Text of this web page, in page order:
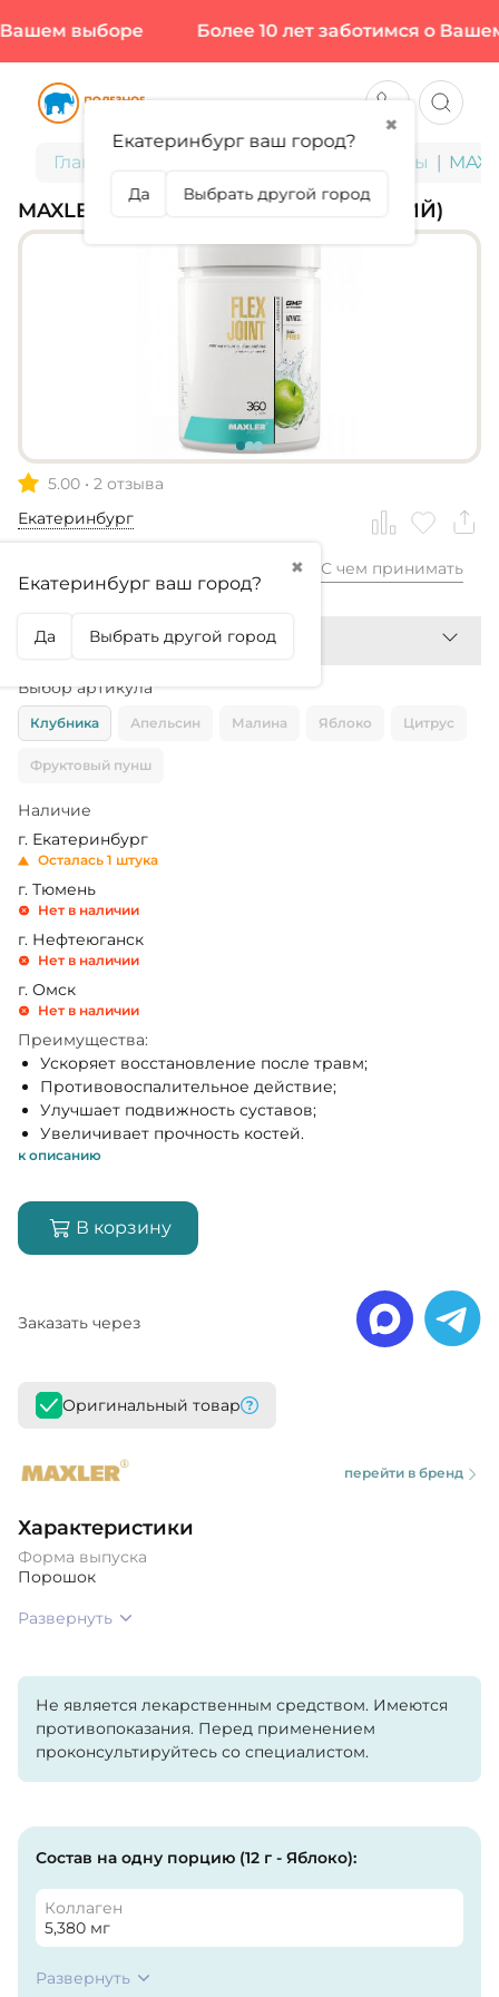
выборе Более 10 лет заботимся о Вашем
Главная БАДы для здоровья и красоты
MAXLER, FLEX JOINT, 360 Г (30 ПОРЦИЙ)
5.00 • 2 отзыва
Екатеринбург
✖
Екатеринбург ваш город?
Да Выбрать другой город
2 930,99₽ С чем принимать
Выбор артикула
Клубника Апельсин Малина Яблоко Цитрус
Фруктовый пунш
Наличие
г. Екатеринбург
Осталась 1 штука
г. Тюмень
Нет в наличии
г. Нефтеюганск
Нет в наличии
г. Омск
Нет в наличии
Преимущества:
Ускоряет восстановление после травм;
Противовоспалительное действие;
Улучшает подвижность суставов;
Увеличивает прочность костей.
к описанию
В корзину
Заказать через
Оригинальный товар
перейти в бренд
Характеристики
Форма выпуска
Порошок
Развернуть
Не является лекарственным средством. Имеются
противопоказания. Перед применением
проконсультируйтесь со специалистом.
Состав на одну порцию (12 г - Яблоко):
Коллаген
5,380 мг
Развернуть
✖
Екатеринбург ваш город?
Да Выбрать другой город